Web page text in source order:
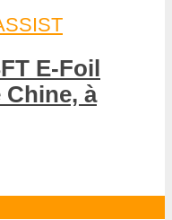
E-Foil
à